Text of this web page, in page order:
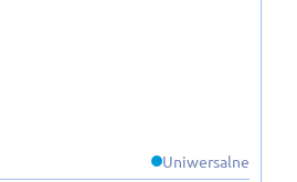
Uniwersalne